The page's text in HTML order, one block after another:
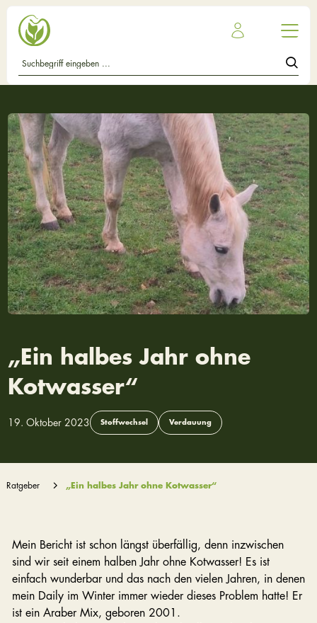
„Ein halbes Jahr ohne
Kotwasser“
19. Oktober 2023 Stoffwechsel Verdauung
Ratgeber „Ein halbes Jahr ohne Kotwasser“
Mein Bericht ist schon längst überfällig, denn inzwischen
sind wir seit einem halben Jahr ohne Kotwasser! Es ist
einfach wunderbar und das nach den vielen Jahren, in denen
mein Daily im Winter immer wieder dieses Problem hatte! Er
ist ein Araber Mix, geboren 2001.